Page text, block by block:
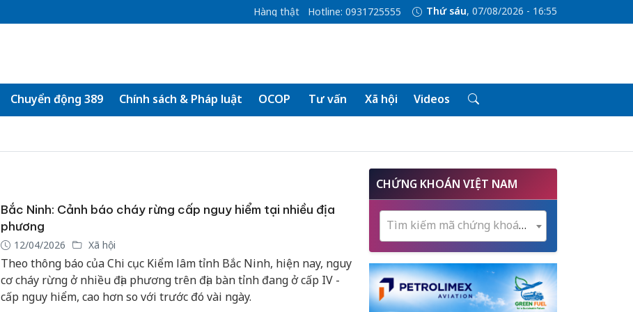
Hàng thật Hotline: 0931725555 Thứ sáu, 07/08/2026 - 16:55
Chuyển động 389 Chính sách & Pháp luật OCOP Tư vấn Xã hội Videos
Bắc Ninh: Cảnh báo cháy rừng cấp nguy hiểm tại nhiều địa
phương
12/04/2026 Xã hội
Theo thông báo của Chi cục Kiểm lâm tỉnh Bắc Ninh, hiện nay, nguy
cơ cháy rừng ở nhiều địa phương trên địa bàn tỉnh đang ở cấp IV -
cấp nguy hiểm, cao hơn so với trước đó vài ngày.
CHỨNG KHOÁN VIỆT NAM
Tìm kiếm mã chứng khoán...